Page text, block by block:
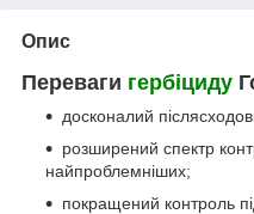
Опис
Переваги гербіциду
досконалий
розширений спектр
найпроблемніших;
покращений контроль